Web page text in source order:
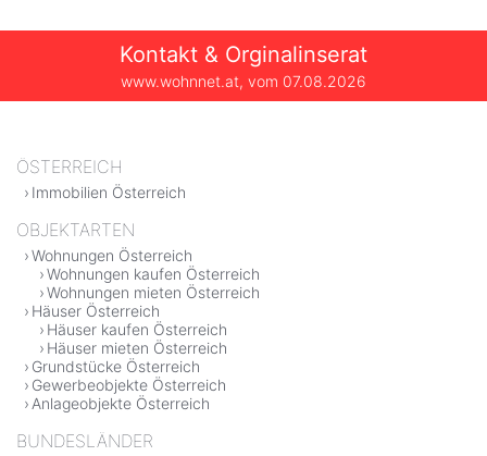
Kontakt & Orginalinserat
www.wohnnet.at, vom 07.08.2026
ÖSTERREICH
Immobilien Österreich
OBJEKTARTEN
Wohnungen Österreich
Wohnungen kaufen Österreich
Wohnungen mieten Österreich
Häuser Österreich
Häuser kaufen Österreich
Häuser mieten Österreich
Grundstücke Österreich
Gewerbeobjekte Österreich
Anlageobjekte Österreich
BUNDESLÄNDER